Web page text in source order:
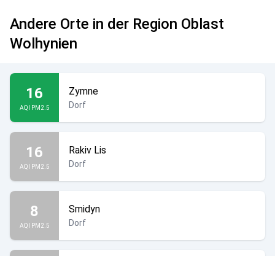
Andere Orte in der Region Oblast
Wolhynien
16
AQI PM2.5
Zymne
Dorf
16
AQI PM2.5
Rakiv Lis
Dorf
8
AQI PM2.5
Smidyn
Dorf